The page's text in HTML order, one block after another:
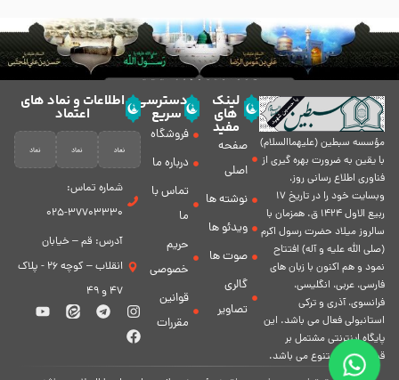
مؤسسه سبطين (عليهماالسلام)
با يقين به ضرورت بهره گیرى از
فناورى اطلاع رسانى روز،
وبسایت خود را در تاريخ 17
ربيع الاول 1424 ق. همزمان با
سالروز ميلاد حضرت رسول اكرم
(صلی الله علیه و آله) افتتاح
نمود و هم اكنون با زبان های
فارسی، عربى، انگلیسی،
فرانسوی، آذری و ترکی
استانبولی فعال مى باشد. اين
پايگاه اينترنتى مشتمل بر
قسمت هاى متنوع مى باشد.
لینک
های
مفید
صفحه
اصلی
نوشته ها
ویدئو ها
صوت ها
گالری
تصاویر
دسترسی
سریع
فروشگاه
درباره ما
تماس با
ما
حریم
خصوصی
قوانین
مقررات
اطلاعات و نماد های
اعتماد
شماره تماس:
37703330-025
آدرس: قم – خیابان
انقلاب – کوچه 26 - پلاک
47 و 49